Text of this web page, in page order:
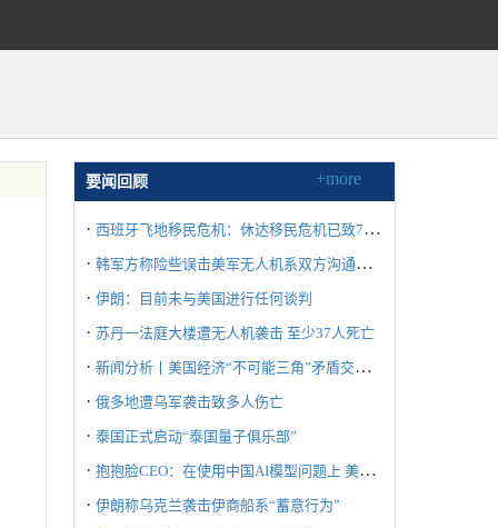
要闻回顾 +more
· 西班牙飞地移民危机：休达移民危机已致72人死亡
· 韩军方称险些误击美军无人机系双方沟通失误所致
· 伊朗：目前未与美国进行任何谈判
· 苏丹一法庭大楼遭无人机袭击 至少37人死亡
· 新闻分析丨美国经济“不可能三角”矛盾交织冲击世界
· 俄多地遭乌军袭击致多人伤亡
· 泰国正式启动“泰国量子俱乐部”
· 抱抱脸CEO：在使用中国AI模型问题上 美国不要“自废武功”
· 伊朗称乌克兰袭击伊商船系“蓄意行为”